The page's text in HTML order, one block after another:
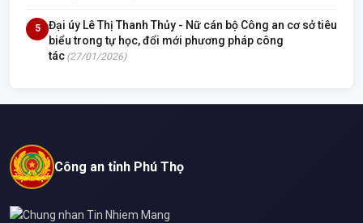
5
Đại úy Lê Thị Thanh Thủy - Nữ cán bộ Công an cơ sở tiêu
biểu trong tự học, đổi mới phương pháp công
tác (27/01/2026)
Công an tỉnh Phú Thọ